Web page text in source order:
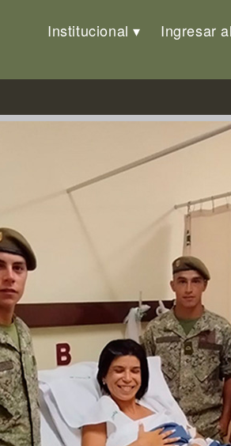
Institucional Ingresar
llena de orgullo